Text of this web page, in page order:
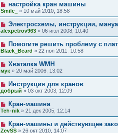
настройка кран машины
Smile_ » 10 май 2010, 18:58
Электросхемы, инструкции,
alexpetrov963 » 06 июл 2008, 10:40
Помогите решить проблему с
Black_Beard » 22 ноя 2011, 10:58
Хваталка WMH
мук » 20 май 2006, 13:02
Инструкция для кранов
добрый » 03 окт 2003, 12:09
Кран-машина
Teh-nik » 21 дек 2005, 12:14
Кран-машины и действующее
ZevSS » 26 окт 2010, 14:07